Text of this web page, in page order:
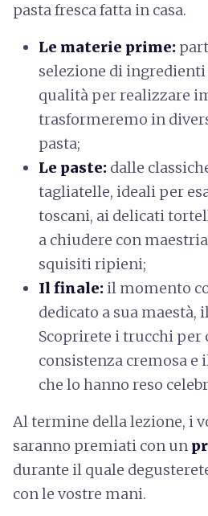
pasta fresca fatta in casa.
Le materie prime:
selezione di
qualità per realizzare
trasformeremo in
pasta;
Le paste: dalle
tagliatelle, ideali per
toscani, ai delicati
a chiudere con
squisiti ripieni;
Il finale:il momento
dedicato a sua maestà,
Scoprirete i trucchi per
consistenza cremosa e
che lo hanno reso
Al termine della lezione, i
saranno premiati con un
durante il quale
con le vostre mani.